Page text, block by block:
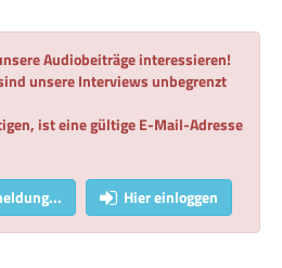
Audiobeiträge interessieren!
unsere Interviews unbegrenzt
ist eine gültige E-Mail-Adresse
Hier einloggen